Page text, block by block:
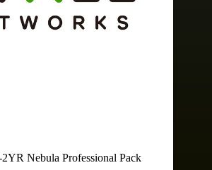
Nebula Professional Pack